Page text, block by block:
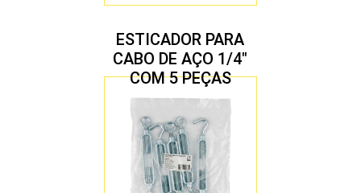
ESTICADOR PARA
CABO DE AÇO 1/4″
COM 5 PEÇAS